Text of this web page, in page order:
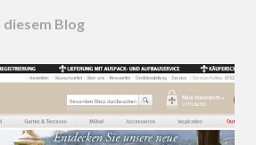
Blog